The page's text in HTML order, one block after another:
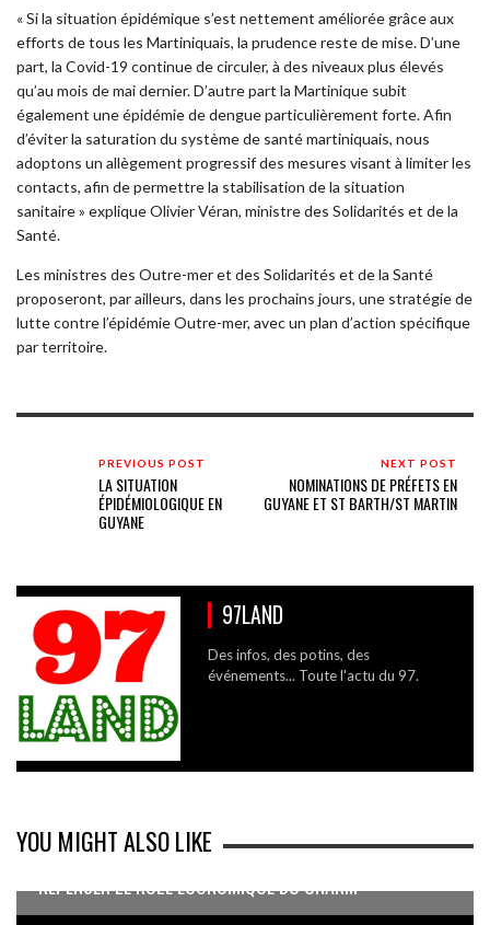
« Si la situation épidémique s’est nettement améliorée grâce aux
efforts de tous les Martiniquais, la prudence reste de mise. D’une
part, la Covid-19 continue de circuler, à des niveaux plus élevés
qu’au mois de mai dernier. D’autre part la Martinique subit
également une épidémie de dengue particulièrement forte. Afin
d’éviter la saturation du système de santé martiniquais, nous
adoptons un allègement progressif des mesures visant à limiter les
contacts, afin de permettre la stabilisation de la situation
sanitaire » explique Olivier Véran, ministre des Solidarités et de la
Santé.
Les ministres des Outre-mer et des Solidarités et de la Santé
proposeront, par ailleurs, dans les prochains jours, une stratégie de
lutte contre l’épidémie Outre-mer, avec un plan d’action spécifique
par territoire.
PREVIOUS POST
LA SITUATION
ÉPIDÉMIOLOGIQUE EN
GUYANE
NEXT POST
NOMINATIONS DE PRÉFETS EN
GUYANE ET ST BARTH/ST MARTIN
97LAND
Des infos, des potins, des
événements... Toute l'actu du 97.
YOU MIGHT ALSO LIKE
REPENSER LE RÔLE ÉCONOMIQUE DU CNARM